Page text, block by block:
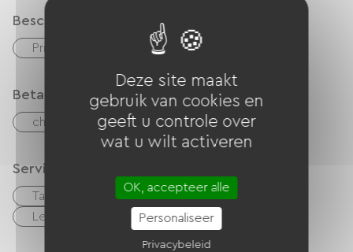
Beschrijving
Privé, omheind terrein
Betaalmethoden
checks Geld overdracht
Services
Table d'hôtes
Huisdieren toegelaten
Lening van fietsen
Deze site maakt
gebruik van cookies en
geeft u controle over
wat u wilt activeren
OK, accepteer alle
Personaliseer
Privacybeleid